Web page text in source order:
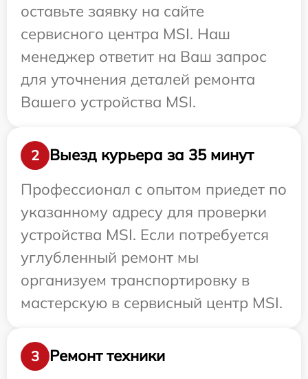
оставьте заявку на сайте
сервисного центра MSI. Наш
менеджер ответит на Ваш запрос
для уточнения деталей ремонта
Вашего устройства MSI.
2
Выезд курьера за 35 минут
Профессионал с опытом приедет по
указанному адресу для проверки
устройства MSI. Если потребуется
углубленный ремонт мы
организуем транспортировку в
мастерскую в сервисный центр MSI.
3
Ремонт техники